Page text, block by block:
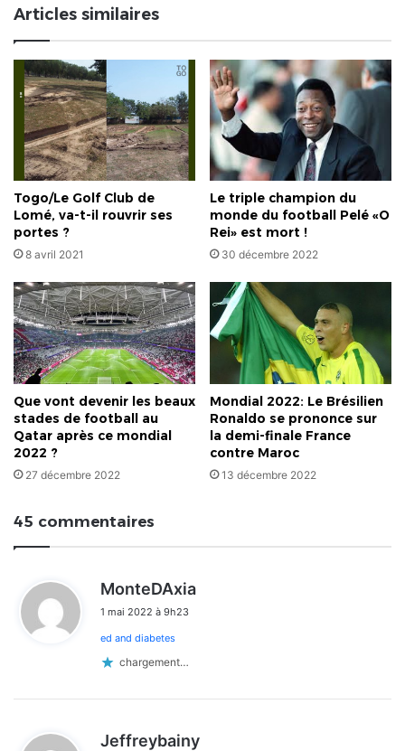
Articles similaires
Togo/Le Golf Club de
Lomé, va-t-il rouvrir ses
portes ?
8 avril 2021
Le triple champion du
monde du football Pelé «O
Rei» est mort !
30 décembre 2022
Que vont devenir les beaux
stades de football au
Qatar après ce mondial
2022 ?
27 décembre 2022
Mondial 2022: Le Brésilien
Ronaldo se prononce sur
la demi-finale France
contre Maroc
13 décembre 2022
45 commentaires
MonteDAxia
1 mai 2022 à 9h23
ed and diabetes
chargement…
Jeffreybainy